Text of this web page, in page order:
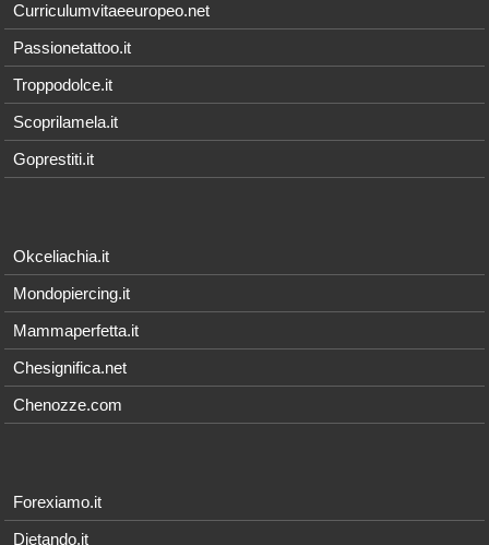
Curriculumvitaeeuropeo.net
Passionetattoo.it
Troppodolce.it
Scoprilamela.it
Goprestiti.it
Okceliachia.it
Mondopiercing.it
Mammaperfetta.it
Chesignifica.net
Chenozze.com
Forexiamo.it
Dietando.it